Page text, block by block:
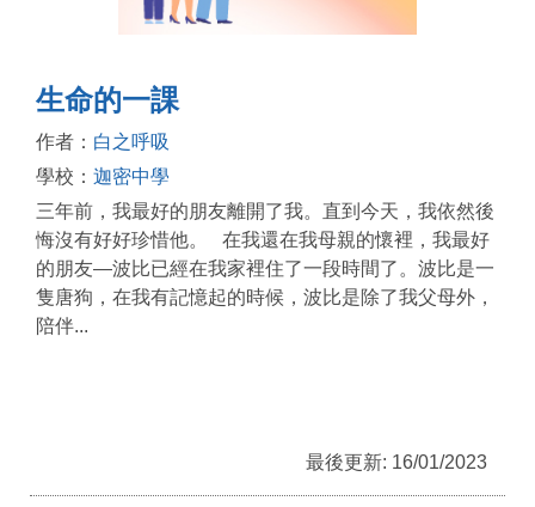
生命的一課
作者： 白之呼吸
學校： 迦密中學
三年前，我最好的朋友離開了我。直到今天，我依然後
悔沒有好好珍惜他。 在我還在我母親的懷裡，我最好
的朋友—波比已經在我家裡住了一段時間了。波比是一
隻唐狗，在我有記憶起的時候，波比是除了我父母外，
陪伴...
最後更新: 16/01/2023